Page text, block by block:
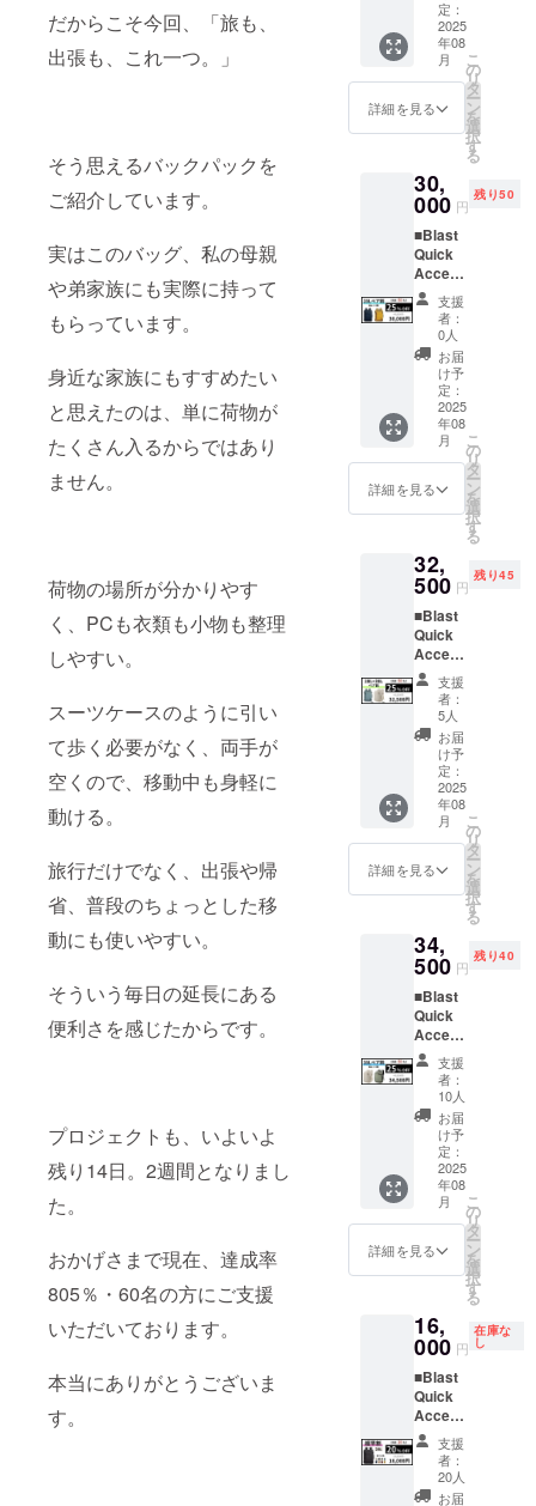
だからこそ今回、「旅も、
出張も、これ一つ。」
そう思えるバックパックを
ご紹介しています。
実はこのバッグ、私の母親
や弟家族にも実際に持って
もらっています。
身近な家族にもすすめたい
と思えたのは、単に荷物が
たくさん入るからではあり
ません。
荷物の場所が分かりやす
く、PCも衣類も小物も整理
しやすい。
スーツケースのように引い
て歩く必要がなく、両手が
空くので、移動中も身軽に
動ける。
旅行だけでなく、出張や帰
省、普段のちょっとした移
動にも使いやすい。
そういう毎日の延長にある
便利さを感じたからです。
プロジェクトも、いよいよ
残り14日。2週間となりまし
た。
おかげさまで現在、達成率
805％・60名の方にご支援
いただいております。
本当にありがとうございま
す。
れは本当に
便利だ」と
実感できた
ものだけを
日本に紹介
していま
「使った人
の毎日が変
わる」体験
を届けた
い。
そんな想い
で、ひとつ
ひとつのプ
ロジェクト
に取り組ん
でいます。
ださる皆さ
まとのご縁
を、心から
楽しみにし
ています！
ダード
タイプ
に拡張
機能は
ついて
おりま
売予定
価格に
含む合
計金額
に対す
るもの
です。
※デザイ
ン・仕
様は変
更にな
る可能
性もご
ざいま
了承く
ださ
状況、
使用部
材の供
給状
況、製
造工程
上の都
合等に
より出
荷時期
が遅れ
る場合
があり
ます。
※皆様の
により
量産効
場合、
正規販
売価格
が販売
予定価
格より
下がる
可能性
もござ
いま
す。 ※
適格請
求書発
行事業
者登録
あり
一般販
売予定
価格：
20,000
円が
【15%
3,000円
17,000
円でご
能で
す。 ※
消費税
込み ※
送料込
み ※
28Lのス
タン
ダード
タイプ
に拡張
機能は
ついて
おりま
売予定
価格に
含む合
計金額
に対す
るもの
です。
※デザイ
ン・仕
様は変
更にな
る可能
性もご
ざいま
了承く
ださ
状況、
使用部
材の供
給状
況、製
造工程
上の都
合等に
より出
荷時期
が遅れ
る場合
があり
ます。
※皆様の
により
量産効
場合、
正規販
売価格
が販売
予定価
格より
下がる
可能性
もござ
ラー：
アイボ
リー・
ブラッ
ク・オ
リー
ネイ
ビー・
オレン
ジ・ボ
ルドー
から１
つお選
びいた
だけま
す。 一
般販売
予定価
格：
23,000
円が
【15%
OFF】
円でご
支援可
す。 ※
消費税
込み ※
送料込
み ※こ
ちらは
28L→3
8Lに拡
張でき
るエク
ストラ
バー
ジョン
になり
売予定
価格に
含む合
計金額
に対す
るもの
です。
※デザイ
ン・仕
様は変
更にな
る可能
性もご
ざいま
了承く
ださ
状況、
使用部
材の供
給状
況、製
造工程
上の都
合等に
より出
荷時期
定：
2025
年08
月
詳細を見る
こ
の
リ
タ
ー
ン
を
選
択
す
る
30,
000 円
残り50
■Blast
Quick
Access
Travel
Backpa
28L×2
ラー：
アイボ
リー・
ブラッ
ク・オ
リー
ブ・ア
ビー・
オレン
ジ・ボ
ル
ドー・
マリー
ゴール
ドから
２つお
選びい
ただけ
ます。
一般販
売予定
価格：
40,000
円が
円割引
の
円でご
支援可
能で
す。 ※
消費税
込み ※
送料込
み ※
28Lのス
タン
ダード
タイプ
に拡張
機能は
※ 割引
率は販
価格に
送料を
含む合
計金額
に対す
るもの
です。
支援
者：
0人
お届
け予
定：
2025
年08
月
詳細を見る
こ
の
リ
タ
ー
ン
を
選
択
す
る
32,
500 円
残り45
■Blast
Quick
Access
Travel
Backpa
ck 28L×
１個
■Blast
Quick
Access
Travel
Backpa
ck 38L×
１個 ス
タン
（28L）
のカ
ラー
は、 ア
イボ
リー・
ブラッ
ク・オ
リー
ブ・ア
クア・
ネイ
ビー・
オレン
ジ・ボ
ル
ドー・
１つお
選びい
ます。
エクス
トラ
バー
ジョン
（38L）
のカ
支援
者：
5人
お届
け予
定：
2025
年08
月
詳細を見る
こ
の
リ
タ
ー
ン
を
選
択
す
る
34,
500 円
残り40
■Blast
Quick
Access
Travel
Backpa
38L×2
ラー：
アイボ
リー・
ブラッ
ク・オ
リー
ブ・ア
ビー・
オレン
ジ・ボ
ルドー
から２
つお選
びいた
だけま
す。 一
般販売
支援
者：
10人
お届
け予
定：
2025
年08
月
詳細を見る
こ
の
リ
タ
ー
ン
を
選
択
す
る
16,
000 円
在庫な
し
■Blast
Quick
Access
Travel
Backpa
ck 28L×
１個 カ
支援
者：
20人
お届